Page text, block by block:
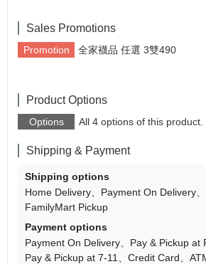
Sales Promotions
Promotion 全家襪品 任選 3雙490
Product Options
Options All 4 options of this product.
Shipping & Payment
Shipping options
Home Delivery
Payment On Delivery
FamilyMart Pickup
Payment options
Payment On Delivery
Pay & Pickup at
Pay & Pickup at 7-11
Credit Card